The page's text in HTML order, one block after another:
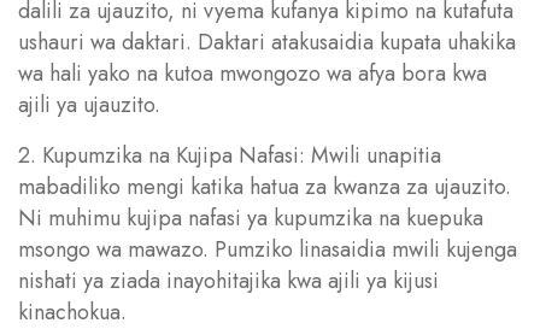
dalili za ujauzito, ni vyema kufanya kipimo na kutafuta
ushauri wa daktari. Daktari atakusaidia kupata uhakika
wa hali yako na kutoa mwongozo wa afya bora kwa
ajili ya ujauzito.
2. Kupumzika na Kujipa Nafasi: Mwili unapitia
mabadiliko mengi katika hatua za kwanza za ujauzito.
Ni muhimu kujipa nafasi ya kupumzika na kuepuka
msongo wa mawazo. Pumziko linasaidia mwili kujenga
nishati ya ziada inayohitajika kwa ajili ya kijusi
kinachokua.